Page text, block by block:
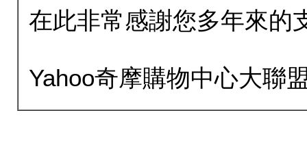
在此非常感謝您多年來的
Yahoo奇摩購物中心大